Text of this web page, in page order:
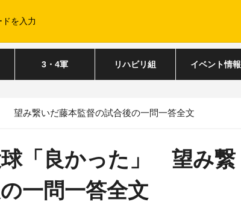
3・4軍 リハビリ組 イベント情報
望み繋いだ藤本監督の試合後の一問一答全文
「良かった」 望み繋
一問一答全文